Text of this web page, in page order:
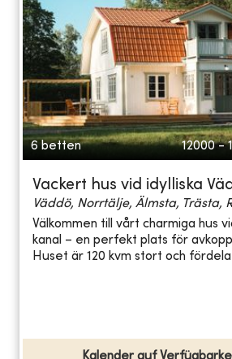
6 betten 12000 -
Vackert hus vid idylliska
Väddö, Norrtälje, Älmsta, Trästa,
Välkommen till vårt charmiga hus
kanal – en perfekt plats för
Huset är 120 kvm stort och
Kalender auf